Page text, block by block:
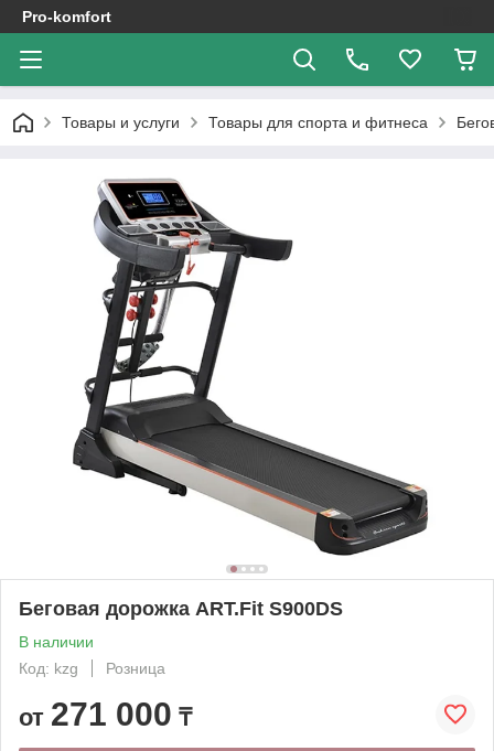
Pro-komfort
Товары и услуги Товары для спорта и фитнеса
Беговая дорожка ART.Fit S900DS
В наличии
Код: kzg
Розница
от 271 000 ₸